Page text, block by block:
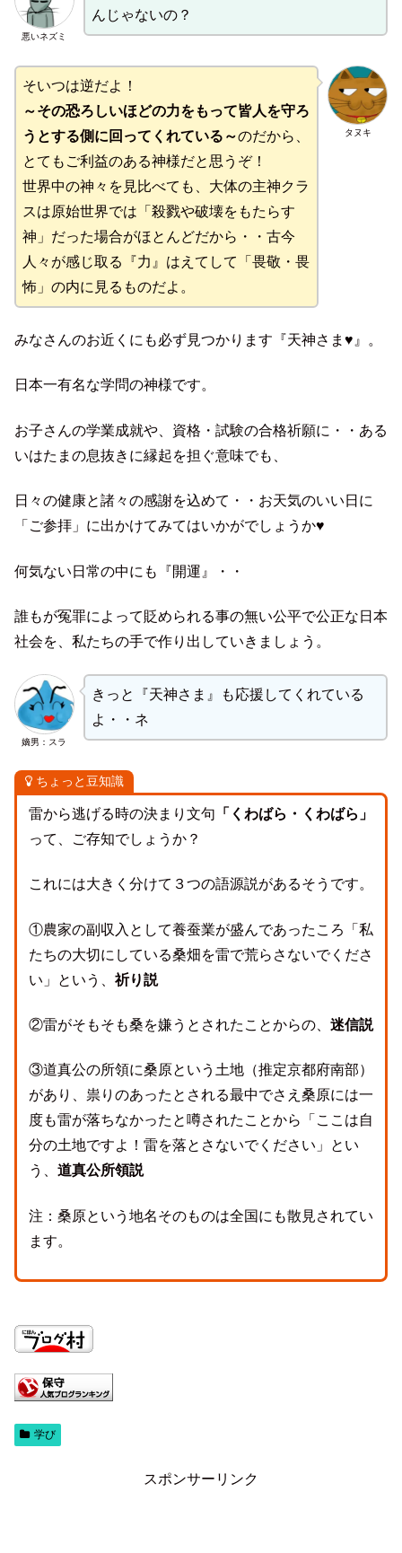
悪いネズミ
んじゃないの？
タヌキ
そいつは逆だよ！
～その恐ろしいほどの力をもって皆人を守ろ
うとする側に回ってくれている～のだから、
とてもご利益のある神様だと思うぞ！
世界中の神々を見比べても、大体の主神クラ
スは原始世界では「殺戮や破壊をもたらす
神」だった場合がほとんどだから・・古今
人々が感じ取る『力』はえてして「畏敬・畏
怖」の内に見るものだよ。
みなさんのお近くにも必ず見つかります『天神さま♥』。
日本一有名な学問の神様です。
お子さんの学業成就や、資格・試験の合格祈願に・・ある
いはたまの息抜きに縁起を担ぐ意味でも、
日々の健康と諸々の感謝を込めて・・お天気のいい日に
「ご参拝」に出かけてみてはいかがでしょうか♥
何気ない日常の中にも『開運』・・
誰もが冤罪によって貶められる事の無い公平で公正な日本
社会を、私たちの手で作り出していきましょう。
嫡男：スラ
きっと『天神さま』も応援してくれている
よ・・ネ
ちょっと豆知識
雷から逃げる時の決まり文句 「くわばら・くわばら」
って、ご存知でしょうか？
これには大きく分けて３つの語源説があるそうです。
①農家の副収入として養蚕業が盛んであったころ「私
たちの大切にしている桑畑を雷で荒らさないでくださ
い」という、 祈り説
②雷がそもそも桑を嫌うとされたことからの、 迷信説
③道真公の所領に桑原という土地（推定京都府南部）
があり、祟りのあったとされる最中でさえ桑原には一
度も雷が落ちなかったと噂されたことから「ここは自
分の土地ですよ！雷を落とさないでください」とい
う、 道真公所領説
注：桑原という地名そのものは全国にも散見されてい
ます。
学び
スポンサーリンク